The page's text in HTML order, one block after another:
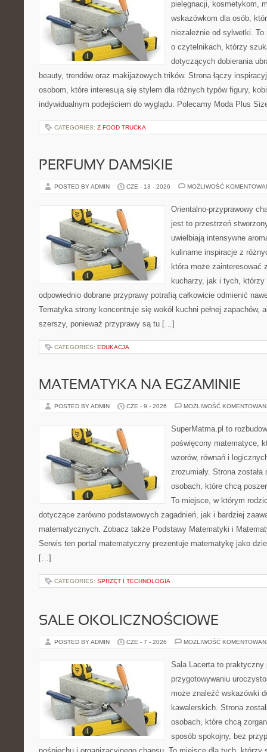
pielęgnacji, kosmetykom,
wskazówkom dla osób,
niezależnie od sylwetki.
o czytelnikach, którzy
dotyczących dobierania
beauty, trendów oraz makijażowych trików. Strona łączy
osobom, które interesują się stylem dla różnych typów figury,
indywidualnym podejściem do wyglądu. Polecamy Moda Plus
CATEGORIES: Z FOOD TRUCKA
PERFUMY DAMSKIE
POSTED BY ADMIN CZE - 13 - 2026 MOŻLIWOŚĆ
Orientalno-przyprawowy
jest to przestrzeń
uwielbiają intensywne
kulinarne inspiracje z
która może zainteresować
kucharzy, jak i tych, którzy
odpowiednio dobrane przyprawy potrafią całkowicie odmienić
Tematyka strony koncentruje się wokół kuchni pełnej zapachów,
szerszy, ponieważ przyprawy są tu […]
CATEGORIES: EDUKACJA
MATEMATYKA NA EGZAMINIE
POSTED BY ADMIN CZE - 9 - 2026 MOŻLIWOŚĆ
SuperMatma.pl to
poświęcony matematyce,
wzorów, równań i
zrozumiały. Strona
osobach, które chcą
To miejsce, w którym
dotyczące zarówno podstawowych zagadnień, jak i bardziej
matematycznych. Zobacz także Podstawy Matematyki i
Serwis ten portal matematyczny prezentuje matematykę jako
[…]
CATEGORIES: SPRZĘT I TECHNOLOGIA
SALE OKOLICZNOŚCIOWE
POSTED BY ADMIN CZE - 7 - 2026 MOŻLIWOŚĆ
Sala Lacerta to praktyczny
przygotowywaniu
może znaleźć wskazówki
kawalerskich. Strona
osobach, które chcą
sposób spokojny, bez